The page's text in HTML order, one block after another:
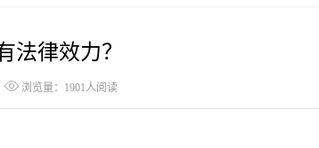
法律效力？
浏览量：1901人阅读